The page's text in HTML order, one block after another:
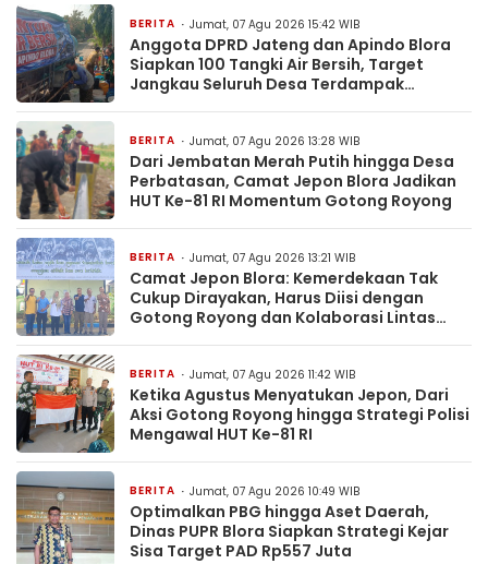
BERITA Jumat, 07 Agu 2026 15:42 WIB
Anggota DPRD Jateng dan Apindo Blora
Siapkan 100 Tangki Air Bersih, Target
Jangkau Seluruh Desa Terdampak
BERITA Jumat, 07 Agu 2026 13:28 WIB
Dari Jembatan Merah Putih hingga Desa
Perbatasan, Camat Jepon Blora Jadikan
HUT Ke-81 RI Momentum Gotong Royong
BERITA Jumat, 07 Agu 2026 13:21 WIB
Camat Jepon Blora: Kemerdekaan Tak
Cukup Dirayakan, Harus Diisi dengan
Gotong Royong dan Kolaborasi Lintas
BERITA Jumat, 07 Agu 2026 11:42 WIB
Ketika Agustus Menyatukan Jepon, Dari
Aksi Gotong Royong hingga Strategi Polisi
Mengawal HUT Ke-81 RI
BERITA Jumat, 07 Agu 2026 10:49 WIB
Optimalkan PBG hingga Aset Daerah,
Dinas PUPR Blora Siapkan Strategi Kejar
Sisa Target PAD Rp557 Juta